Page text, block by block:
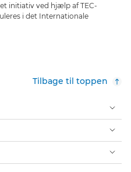
initiativ ved hjælp af TEC-
i det Internationale
Tilbage til toppen